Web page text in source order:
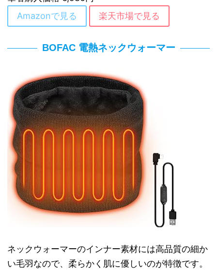
Amazonで見る
楽天市場で見る
BOFAC 電熱ネックウォーマー
ネックウォーマーのインナー素材には高品質の細か
い毛羽なので、柔らかく肌に優しいのが特徴です。